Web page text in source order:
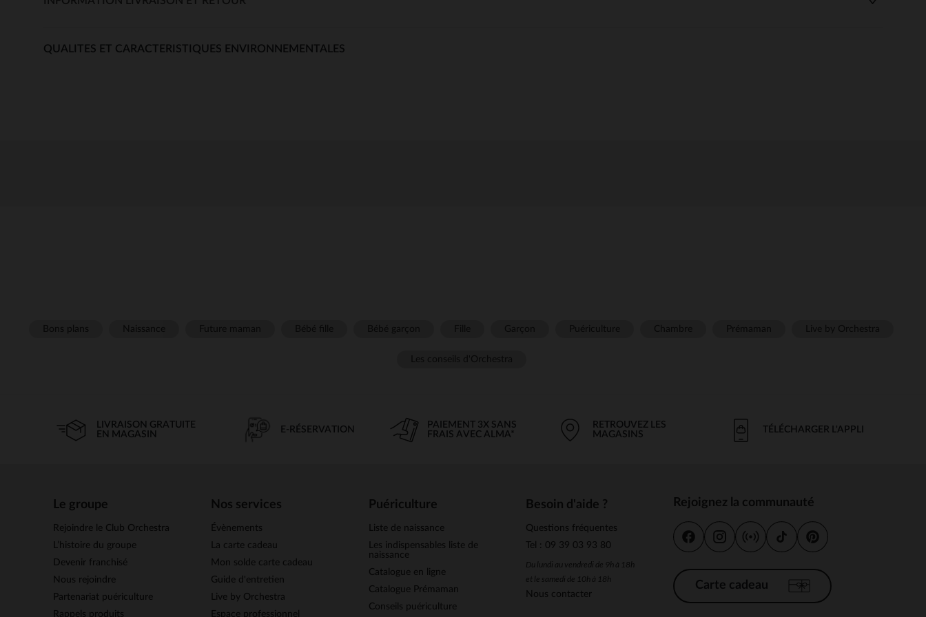
QUALITES ET CARACTERISTIQUES ENVIRONNEMENTALES
LIVRAISON GRATUITE
EN MAGASIN
E-RÉSERVATION
PAIEMENT 3X SANS
FRAIS AVEC ALMA*
RETROUVEZ LES
MAGASINS
TÉLÉCHARGER L'APPLI
Le groupe
Rejoindre le Club Orchestra
L’histoire du groupe
Devenir franchisé
Nous rejoindre
Partenariat puériculture
Rappels produits
Nos services
Évènements
La carte cadeau
Mon solde carte cadeau
Guide d'entretien
Live by Orchestra
Espace professionnel
Puériculture
Liste de naissance
Les indispensables liste de
naissance
Catalogue en ligne
Catalogue Prémaman
Conseils puériculture
Besoin d'aide ?
Questions fréquentes
Tel : 09 39 03 93 80
Du lundi au vendredi de 9h à 18h
et le samedi de 10h à 18h
Nous contacter
Rejoignez la communauté
Carte cadeau